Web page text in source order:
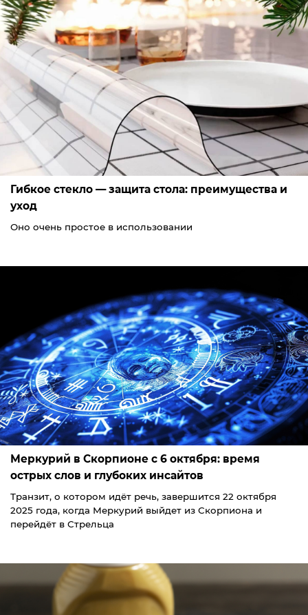
Гибкое стекло — защита стола: преимущества и
уход
Оно очень простое в использовании
Меркурий в Скорпионе с 6 октября: время
острых слов и глубоких инсайтов
Транзит, о котором идёт речь, завершится 22 октября
2025 года, когда Меркурий выйдет из Скорпиона и
перейдёт в Стрельца